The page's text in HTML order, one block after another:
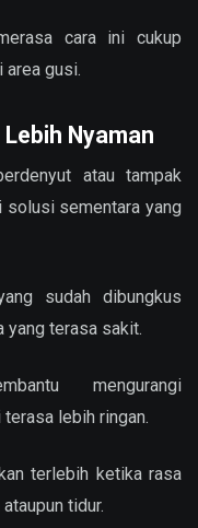
cara ini cukup
area gusi.
Nyaman
atau tampak
sementara yang
sudah dibungkus
yang terasa sakit.
mengurangi
lebih ringan.
terlebih ketika rasa
tidur.